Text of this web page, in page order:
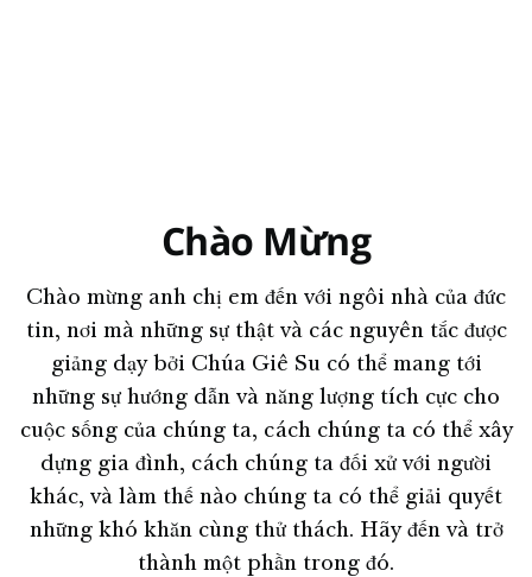
Chào Mừng
Chào mừng anh chị em đến với ngôi nhà của đức
tin, nơi mà những sự thật và các nguyên tắc được
giảng dạy bởi Chúa Giê Su có thể mang tới
những sự hướng dẫn và năng lượng tích cực cho
cuộc sống của chúng ta, cách chúng ta có thể xây
dựng gia đình, cách chúng ta đối xử với người
khác, và làm thế nào chúng ta có thể giải quyết
những khó khăn cùng thử thách. Hãy đến và trở
thành một phần trong đó.